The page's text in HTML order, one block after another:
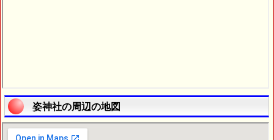
姿神社の周辺の地図